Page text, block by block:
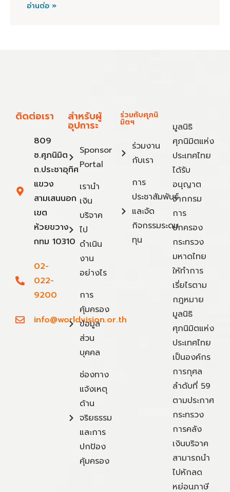
อ่านต่อ »
ติดต่อเรา
809
ซ.ศุภนิมิต
ถ.ประชาอุทิศ
แขวง
สามเสนนอก
เขต
ห้วยขวาง
กทม 10310
02-
022-
9200
info@worldvision.or.th
สำหรับผู้
อุปการะ
Sponsor
Portal
เรานำ
เงิน
บริจาค
ไป
ดำเนิน
งาน
อย่างไร
การ
คุ้มครอง
ข้อมูล
ส่วน
บุคคล
ช่องทาง
แจ้งเหตุ
ด้าน
จริยธรรม
และการ
ปกป้อง
คุ้มครอง
ร่วมกับศุภนิ
มิตฯ
ร่วมงาน
กับเรา
การ
ประชาสัมพันธ์
และจัด
กิจกรรมระดม
ทุน
มูลนิธิ
ศุภนิมิตแห่ง
ประเทศไทย
ได้รับ
อนุญาต
จากกรม
การ
ปกครอง
กระทรวง
มหาดไทย
ให้ทำการ
เรี่ยไรตาม
กฎหมาย
มูลนิธิ
ศุภนิมิตแห่ง
ประเทศไทย
เป็นองค์กร
การกุศล
ลำดับที่ 59
ตามประกาศ
กระทรวง
การคลัง
เงินบริจาค
สามารถนำ
ไปหักลด
หย่อนภาษี